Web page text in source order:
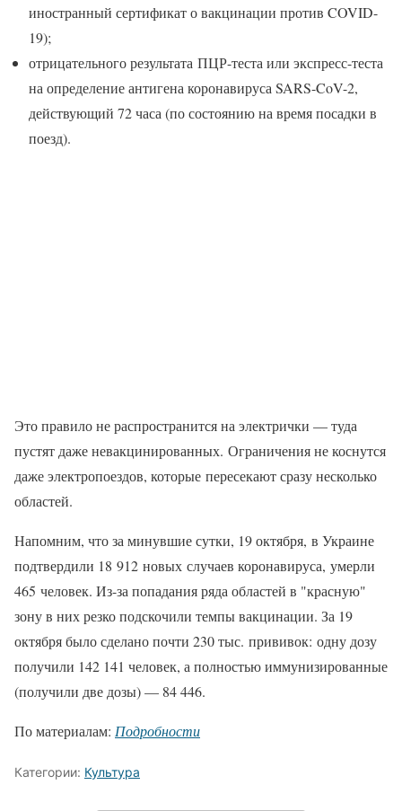
иностранный сертификат о вакцинации против COVID-
19);
отрицательного результата ПЦР-теста или экспресс-теста
на определение антигена коронавируса SARS-CoV-2,
действующий 72 часа (по состоянию на время посадки в
поезд).
Это правило не распространится на электрички — туда
пустят даже невакцинированных. Ограничения не коснутся
даже электропоездов, которые пересекают сразу несколько
областей.
Напомним, что за минувшие сутки, 19 октября, в Украине
подтвердили 18 912 новых случаев коронавируса, умерли
465 человек. Из-за попадания ряда областей в "красную"
зону в них резко подскочили темпы вакцинации. За 19
октября было сделано почти 230 тыс. прививок: одну дозу
получили 142 141 человек, а полностью иммунизированные
(получили две дозы) — 84 446.
По материалам: Подробности
Категории: Культура